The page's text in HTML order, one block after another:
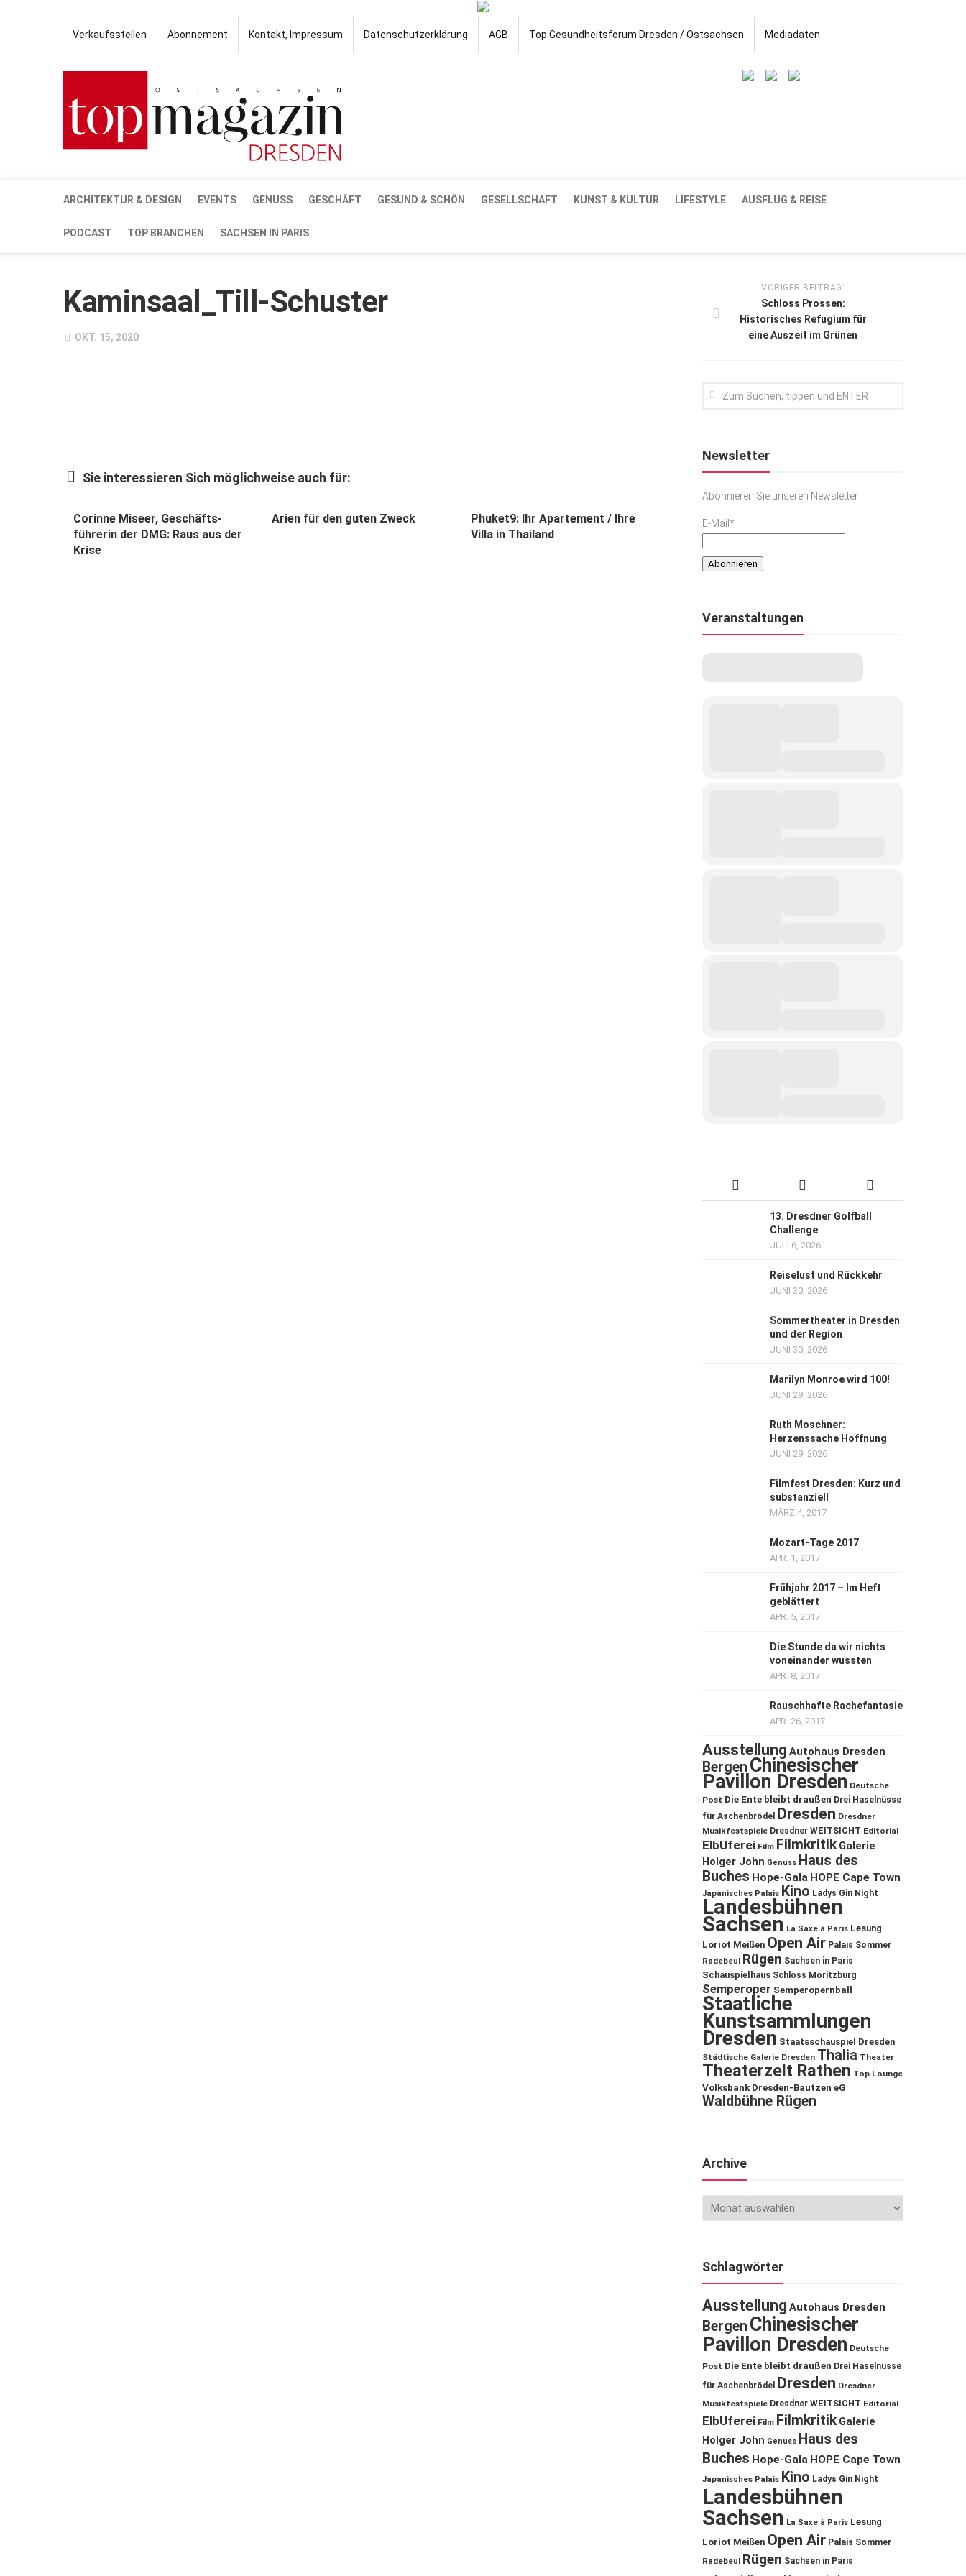
Verkaufsstellen Abonnement Kontakt, Impressum Datenschutzerklärung AGB Top Gesundheitsforum Dresden / Ostsachsen Mediadaten
ARCHITEKTUR & DESIGN EVENTS GENUSS GESCHÄFT GESUND & SCHÖN GESELLSCHAFT KUNST & KULTUR LIFESTYLE AUSFLUG & REISE
PODCAST TOP BRANCHEN SACHSEN IN PARIS
Kaminsaal_Till-Schuster
OKT. 15, 2020
Sie interessieren Sich möglichweise auch für:
Corinne Miseer, Geschäfts­
führerin der DMG: Raus aus der
Krise
Arien für den guten Zweck
Phuket9: Ihr Apartement / Ihre
Villa in Thailand
VORIGER BEITRAG:
Schloss Prossen:
Historisches Refugium für
eine Auszeit im Grünen
Newsletter
Abonnieren Sie unseren Newsletter
E-Mail*
Veranstaltungen
13. Dresdner Golfball
Challenge
JULI 6, 2026
Reiselust und Rückkehr
JUNI 30, 2026
Sommertheater in Dresden
und der Region
JUNI 30, 2026
Marilyn Monroe wird 100!
JUNI 29, 2026
Ruth Moschner:
Herzenssache Hoffnung
JUNI 29, 2026
Filmfest Dresden: Kurz und
substanziell
MÄRZ 4, 2017
Mozart-Tage 2017
APR. 1, 2017
Frühjahr 2017 – Im Heft
geblättert
APR. 5, 2017
Die Stunde da wir nichts
voneinander wussten
APR. 8, 2017
Rauschhafte Rachefantasie
APR. 26, 2017
Ausstellung Autohaus Dresden
Bergen Chinesischer
Pavillon Dresden Deutsche
Post Die Ente bleibt draußen Drei Haselnüsse
für Aschenbrödel
Dresden Dresdner
Musikfestspiele Dresdner WEITSICHT Editorial
ElbUferei Film Filmkritik Galerie
Holger John Genuss Haus des
Buches Hope-Gala HOPE Cape Town
Japanisches Palais Kino Ladys Gin Night
Landesbühnen
Sachsen La Saxe à Paris Lesung
Loriot Meißen Open Air Palais Sommer
Radebeul Rügen Sachsen in Paris
Schauspielhaus Schloss Moritzburg
Semperoper Semperopernball
Staatliche
Kunstsammlungen
Dresden Staatsschauspiel Dresden
Städtische Galerie Dresden Thalia Theater
Theaterzelt Rathen Top Lounge
Volksbank Dresden-Bautzen eG
Waldbühne Rügen
Archive
Schlagwörter
Ausstellung Autohaus Dresden
Bergen Chinesischer
Pavillon Dresden Deutsche
Post Die Ente bleibt draußen Drei Haselnüsse
für Aschenbrödel
Dresden Dresdner
Musikfestspiele Dresdner WEITSICHT Editorial
ElbUferei Film Filmkritik Galerie
Holger John Genuss Haus des
Buches Hope-Gala HOPE Cape Town
Japanisches Palais Kino Ladys Gin Night
Landesbühnen
Sachsen La Saxe à Paris Lesung
Loriot Meißen Open Air Palais Sommer
Radebeul Rügen Sachsen in Paris